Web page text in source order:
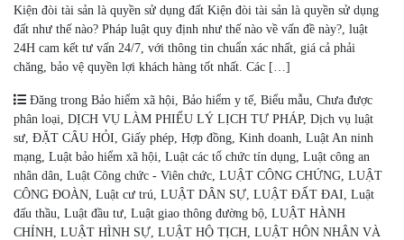
Kiện đòi tài sản là quyền sử dụng đất Kiện đòi tài sản là quyền sử dụng
đất như thế nào? Pháp luật quy định như thế nào về vấn đề này?, luật
24H cam kết tư vấn 24/7, với thông tin chuẩn xác nhất, giá cả phải
chăng, bảo vệ quyền lợi khách hàng tốt nhất. Các […]
Đăng trong Bảo hiểm xã hội Bảo hiểm y tế, Biểu mẫu Chưa được
phân loại DỊCH VỤ LÀM PHIẾU LÝ LỊCH TƯ PHÁP, Dịch vụ luật
sư ĐẶT CÂU HỎI Giấy phép Hợp đồng Kinh doanh Luật An ninh
mạng Luật bảo hiểm xã hội Luật các tổ chức tín dụng Luật công an
nhân dân Luật Công chức - Viên chức LUẬT CÔNG CHỨNG LUẬT
CÔNG ĐOÀN Luật cư trú LUẬT DÂN SỰ LUẬT ĐẤT ĐAI Luật
đấu thầu Luật đầu tư Luật giao thông đường bộ LUẬT HÀNH
CHÍNH LUẬT HÌNH SỰ LUẬT HỘ TỊCH LUẬT HÔN NHÂN VÀ